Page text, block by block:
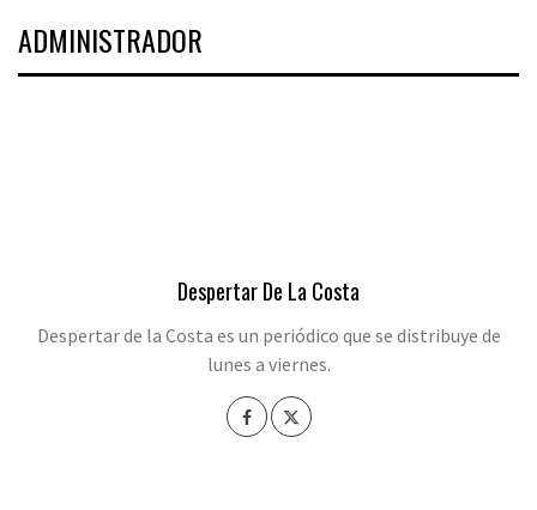
ADMINISTRADOR
Despertar De La Costa
Despertar de la Costa es un periódico que se distribuye de
lunes a viernes.